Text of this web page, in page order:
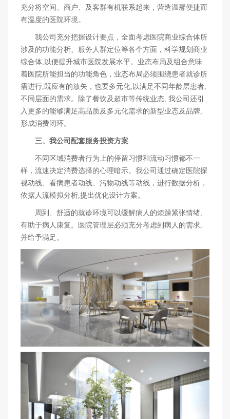
充分将空间、商户、及客群有机联系起来，营造温馨便捷而
有温度的医院环境。
我公司充分把握设计要点，全面考虑医院商业综合体所
涉及的功能分析、服务人群定位等各个方面，科学规划商业
综合体,以便提升城市医院发展水平。业态布局及组合意味
着医院所能担当的功能角色，业态布局必须围绕患者就诊所
需进行,既应有的放矢，也要多元化,以满足不同年龄层患者,
不同层面的需求。除了餐饮及超市等传统业态, 我公司还引
入更多的能够满足高品质及多元化需求的新型业态及品牌,
形成消费闭环。
三、我公司配套服务投资方案
不同区域消费者行为上的停留习惯和流动习惯都不一
样，流速决定消费选择的心理暗示。我公司通过确定医院探
视动线、看病患者动线、污物动线等动线，进行数据分析，
依据人流模拟分析,提出优化设计方案。
周到、舒适的就诊环境可以缓解病人的烦躁紧张情绪,
有助于病人康复。医院管理层必须充分考虑到病人的需求,
并给予满足。